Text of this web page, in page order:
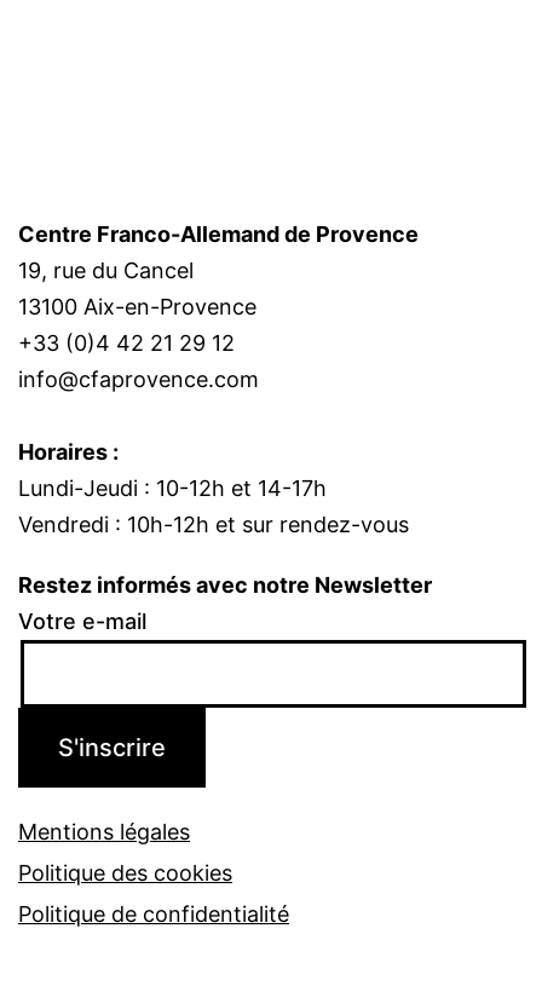
Centre Franco-Allemand de Provence
19, rue du Cancel
13100 Aix-en-Provence
+33 (0)4 42 21 29 12
info@cfaprovence.com
Horaires :
Lundi-Jeudi : 10-12h et 14-17h
Vendredi : 10h-12h et sur rendez-vous
Restez informés avec notre Newsletter
Votre e-mail
Mentions légales
Politique des cookies
Politique de confidentialité